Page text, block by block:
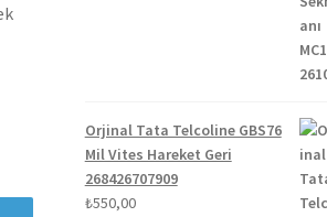
Orjinal Tata Telcoline GBS76
Mil Vites Hareket Geri
268426707909
₺550,00